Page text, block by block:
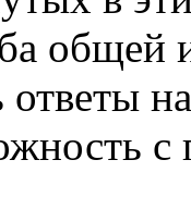
общей
ответы
с